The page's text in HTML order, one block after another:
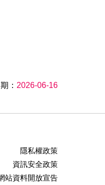
： 2026-06-16
隱私權政策
資訊安全政策
站資料開放宣告